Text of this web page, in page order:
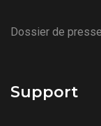
Dossier de presse
Support